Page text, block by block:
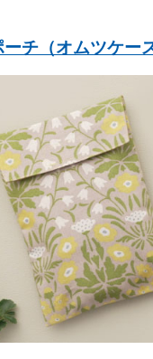
チ（オムツケース